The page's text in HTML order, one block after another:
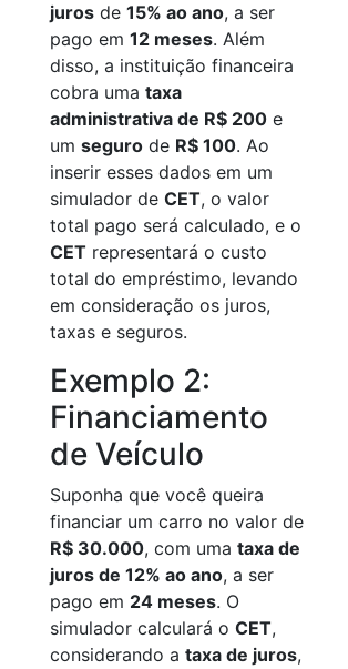
juros de 15% ao ano, a ser
pago em 12 meses. Além
disso, a instituição financeira
cobra uma taxa
administrativa de R$ 200 e
um seguro de R$ 100. Ao
inserir esses dados em um
simulador de CET, o valor
total pago será calculado, e o
CET representará o custo
total do empréstimo, levando
em consideração os juros,
taxas e seguros.
Exemplo 2:
Financiamento
de Veículo
Suponha que você queira
financiar um carro no valor de
R$ 30.000, com uma taxa de
juros de 12% ao ano, a ser
pago em 24 meses. O
simulador calculará o CET,
considerando a taxa de juros,